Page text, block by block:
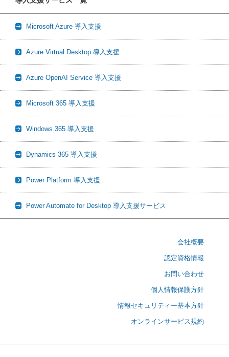
Microsoft Azure 導入支援
Azure Virtual Desktop 導入支援
Azure OpenAI Service 導入支援
Microsoft 365 導入支援
Windows 365 導入支援
Dynamics 365 導入支援
Power Platform 導入支援
Power Automate for Desktop 導入支援サービス
会社概要
認定資格情報
お問い合わせ
個人情報保護方針
情報セキュリティー基本方針
オンラインサービス規約